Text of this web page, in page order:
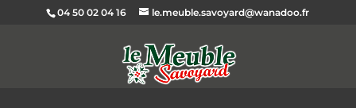
04 50 02 04 16 le.meuble.savoyard@wanadoo.fr